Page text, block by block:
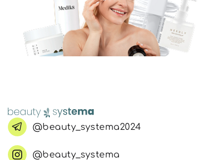
@beauty_systema2024
@beauty_systema